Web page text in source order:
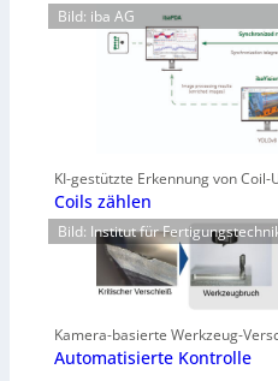
Bild: iba AG
KI-gestützte Erkennung von
Coils zählen
Bild: Institut für
Kamera-basierte Werkzeug-
Automatisierte Kontrolle